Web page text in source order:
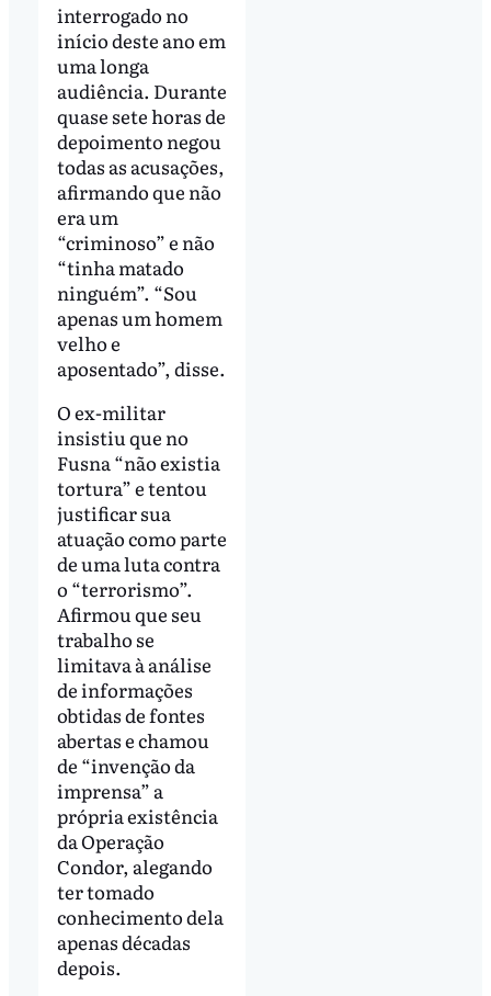
interrogado no
início deste ano em
uma longa
audiência. Durante
quase sete horas de
depoimento negou
todas as acusações,
afirmando que não
era um
“criminoso” e não
“tinha matado
ninguém”. “Sou
apenas um homem
velho e
aposentado”, disse.
O ex-militar
insistiu que no
Fusna “não existia
tortura” e tentou
justificar sua
atuação como parte
de uma luta contra
o “terrorismo”.
Afirmou que seu
trabalho se
limitava à análise
de informações
obtidas de fontes
abertas e chamou
de “invenção da
imprensa” a
própria existência
da Operação
Condor, alegando
ter tomado
conhecimento dela
apenas décadas
depois.